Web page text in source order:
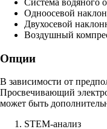
Система водяного
Одноосевой
Двухосевой
Воздушный
Опции
В зависимости от
Просвечивающий
может быть
STEM-анализ